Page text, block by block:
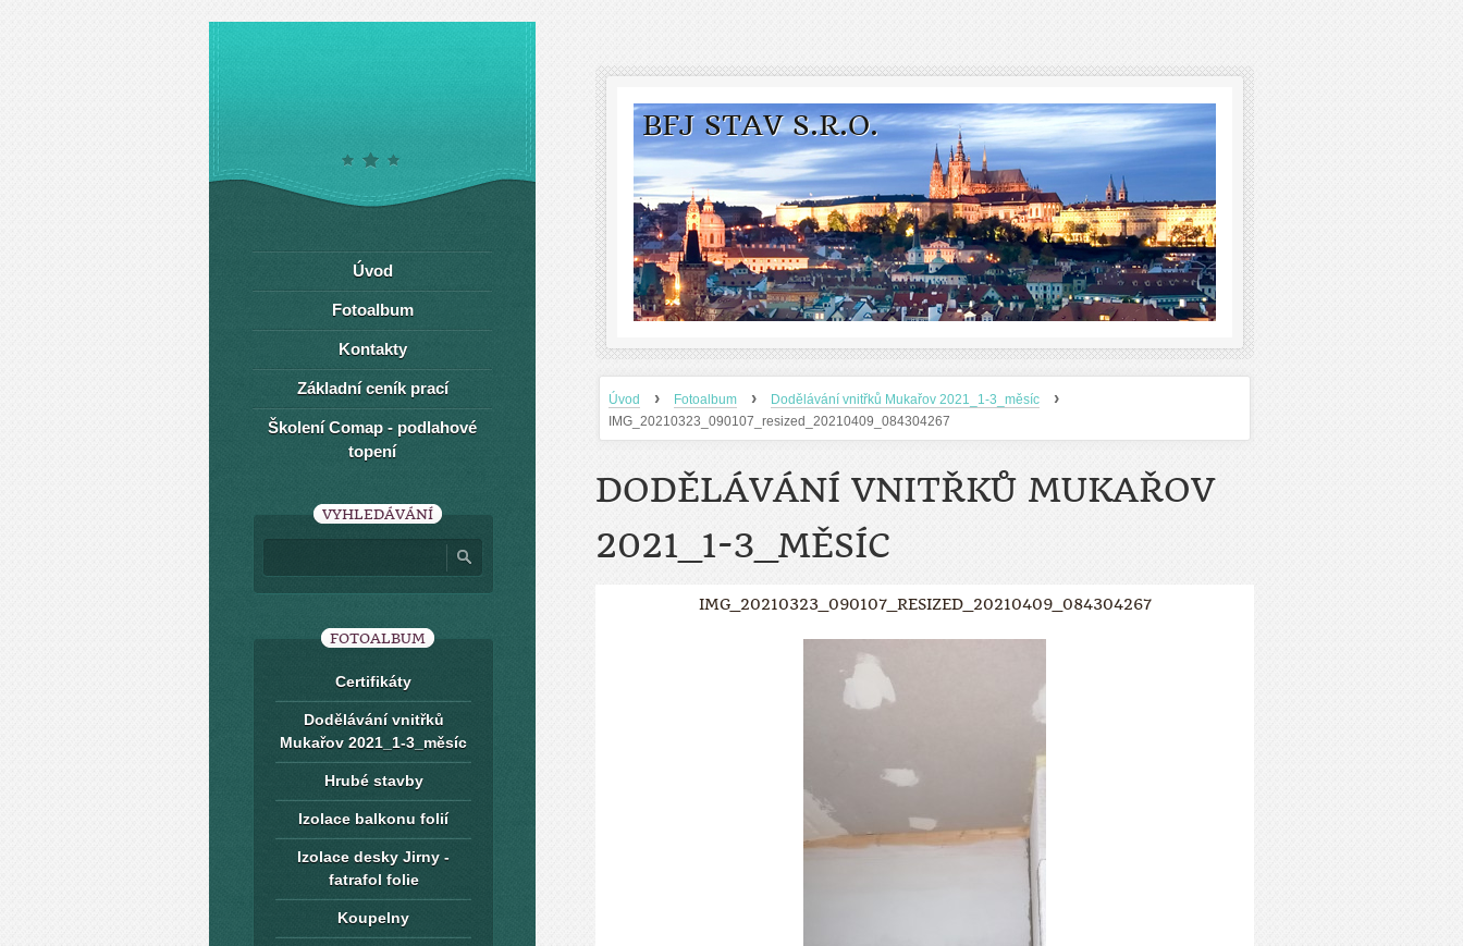
BFJ STAV S.R.O.
Úvod › Fotoalbum › Dodělávání vnitřků Mukařov 2021_1-3_měsíc ›
IMG_20210323_090107_resized_20210409_084304267
DODĚLÁVÁNÍ VNITŘKŮ MUKAŘOV
2021_1-3_MĚSÍC
IMG_20210323_090107_RESIZED_20210409_084304267
Úvod
Fotoalbum
Kontakty
Základní ceník prací
Školení Comap - podlahové
topení
VYHLEDÁVÁNÍ
FOTOALBUM
Certifikáty
Dodělávání vnitřků
Mukařov 2021_1-3_měsíc
Hrubé stavby
Izolace balkonu folií
Izolace desky Jirny -
fatrafol folie
Koupelny